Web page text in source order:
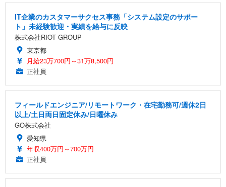
IT企業のカスタマーサクセス事務「システム設定のサポー
ト」未経験歓迎・実績を給与に反映
株式会社RIOT GROUP
東京都
月給23万700円～31万8,500円
正社員
フィールドエンジニア/リモートワーク・在宅勤務可/週休2日
以上/土日両日固定休み/日曜休み
GO株式会社
愛知県
年収400万円～700万円
正社員